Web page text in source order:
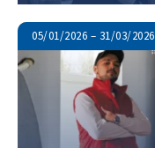
05/01/2026 – 31/03/2026